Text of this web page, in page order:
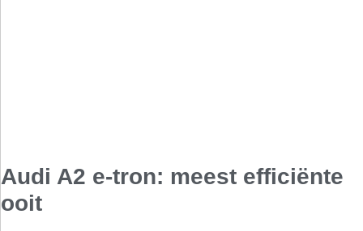
Audi A2 e-tron: meest efficiënte
ooit